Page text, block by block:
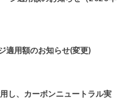
用額のお知らせ(変更)
し、カーボンニュートラル実